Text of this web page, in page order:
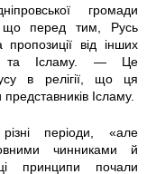
громади
що перед тим, Русь
від інших
та Ісламу. — Це
в релігії, що ця
Ісламу.
періоди, «але
чинниками й
принципи почали